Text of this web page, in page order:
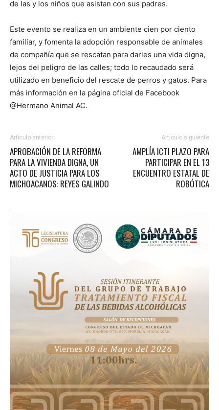
de las y los niños que asistan con sus padres.
Este evento se realiza en un ambiente cien por ciento
familiar, y fomenta la adopción responsable de animales
de compañía que se rescatan para darles una vida digna,
lejos del peligro de las calles; todo lo recaudado será
utilizado en beneficio del rescate de perros y gatos. Para
más información en la página oficial de Facebook
@Hermano Animal AC.
Artículo anterior
APROBACIÓN DE LA REFORMA
PARA LA VIVIENDA DIGNA, UN
ACTO DE JUSTICIA PARA LOS
MICHOACANOS: REYES GALINDO
Artículo siguiente
AMPLÍA ICTI PLAZO PARA
PARTICIPAR EN EL 13
ENCUENTRO ESTATAL DE
ROBÓTICA